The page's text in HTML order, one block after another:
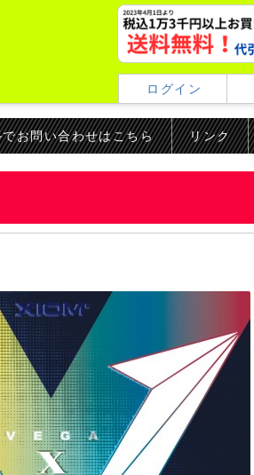
ログイン
でお問い合わせはこちら リンク